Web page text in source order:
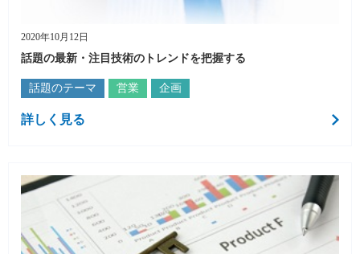
2020年10月12日
話題の最新・注目技術のトレンドを把握する
話題のテーマ 営業 企画
詳しく見る